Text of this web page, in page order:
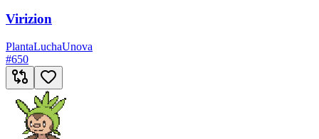
Virizion
PlantaLuchaUnova
#650